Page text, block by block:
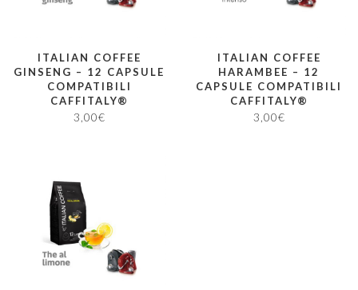
ITALIAN COFFEE
GINSENG – 12 CAPSULE
COMPATIBILI
CAFFITALY®
3,00€
ITALIAN COFFEE
HARAMBEE – 12
CAPSULE COMPATIBILI
CAFFITALY®
3,00€